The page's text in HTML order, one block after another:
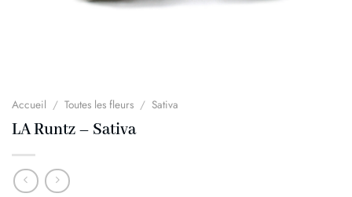
Accueil / Toutes les fleurs / Sativa
LA Runtz – Sativa